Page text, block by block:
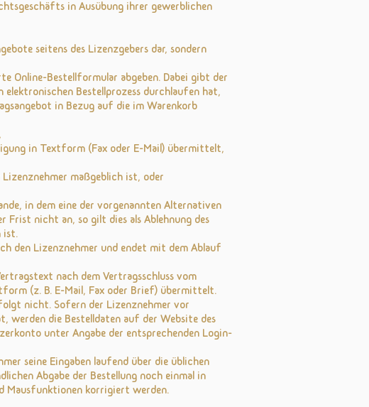
in Ausübung ihrer gewerblichen
seitens des Lizenzgebers dar, sondern
Online-Bestellformular abgeben. Dabei gibt der
elektronischen Bestellprozess durchlaufen hat,
in Bezug auf die im Warenkorb
in Textform (Fax oder E-Mail) übermittelt,
maßgeblich ist, oder
in dem eine der vorgenannten Alternativen
nicht an, so gilt dies als Ablehnung des
ist.
den Lizenznehmer und endet mit dem Ablauf
nach dem Vertragsschluss vom
(z. B. E-Mail, Fax oder Brief) übermittelt.
nicht. Sofern der Lizenznehmer vor
werden die Bestelldaten auf der Website des
unter Angabe der entsprechenden Login-
seine Eingaben laufend über die üblichen
Abgabe der Bestellung noch einmal in
Mausfunktionen korrigiert werden.